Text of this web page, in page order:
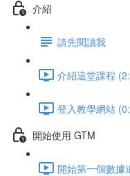
介紹
請先閱讀我
介紹這堂課程
登入教學網站
開始使用 GTM
開始第一個數據